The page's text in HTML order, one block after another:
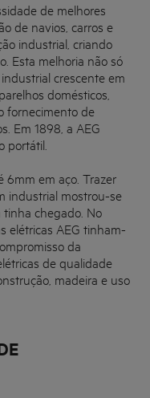
de melhores
de navios, carros e
industrial, criando
Esta melhoria não só
crescente em
domésticos,
fornecimento de
Em 1898, a AEG
portátil.
6mm em aço. Trazer
industrial mostrou-se
tinha chegado. No
elétricas AEG tinham-
da
de qualidade
madeira e uso